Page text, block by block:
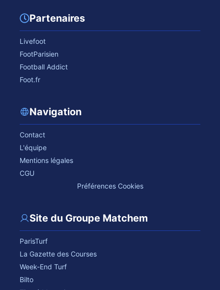
Partenaires
Livefoot
FootParisien
Football Addict
Foot.fr
Navigation
Contact
L'équipe
Mentions légales
CGU
Préférences Cookies
Site du Groupe Matchem
ParisTurf
La Gazette des Courses
Week-End Turf
Bilto